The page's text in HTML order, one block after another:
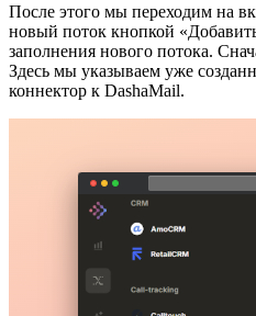
После этого мы переходим на
новый поток кнопкой
заполнения нового потока.
Здесь мы указываем уже
коннектор к DashaMail.